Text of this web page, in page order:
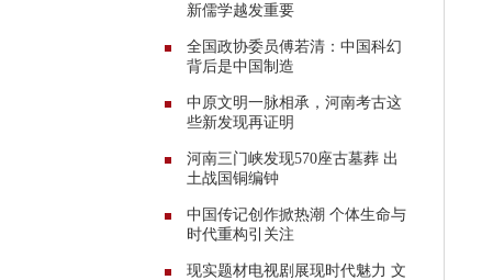
新儒学越发重要
全国政协委员傅若清：中国科幻
背后是中国制造
中原文明一脉相承，河南考古这
些新发现再证明
河南三门峡发现570座古墓葬 出
土战国铜编钟
中国传记创作掀热潮 个体生命与
时代重构引关注
现实题材电视剧展现时代魅力 文